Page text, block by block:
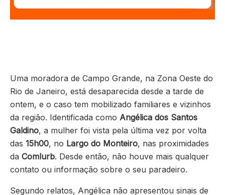
Uma moradora de Campo Grande, na Zona Oeste do
Rio de Janeiro, está desaparecida desde a tarde de
ontem, e o caso tem mobilizado familiares e vizinhos
da região. Identificada como Angélica dos Santos
Galdino, a mulher foi vista pela última vez por volta
das 15h00, no Largo do Monteiro, nas proximidades
da Comlurb. Desde então, não houve mais qualquer
contato ou informação sobre o seu paradeiro.
Segundo relatos, Angélica não apresentou sinais de